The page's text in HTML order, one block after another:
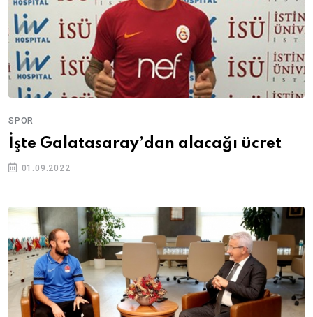
SPOR
İşte Galatasaray’dan alacağı ücret
01.09.2022